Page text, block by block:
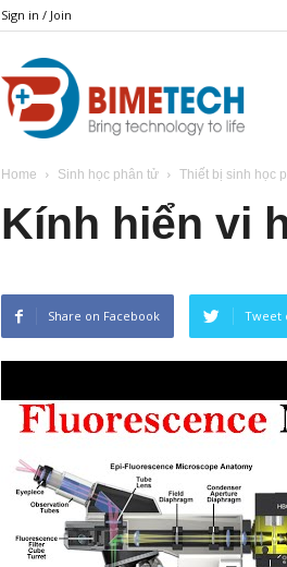
Sign in / Join
Home Sinh học phân tử Thiết bị sinh học
Kính hiển vi
Share on Facebook Tweet